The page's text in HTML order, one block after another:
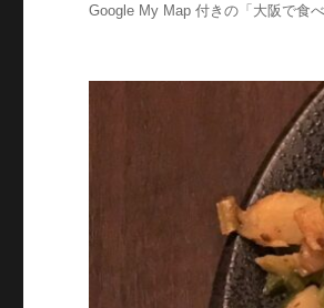
Google My Map 付きの「大阪で食